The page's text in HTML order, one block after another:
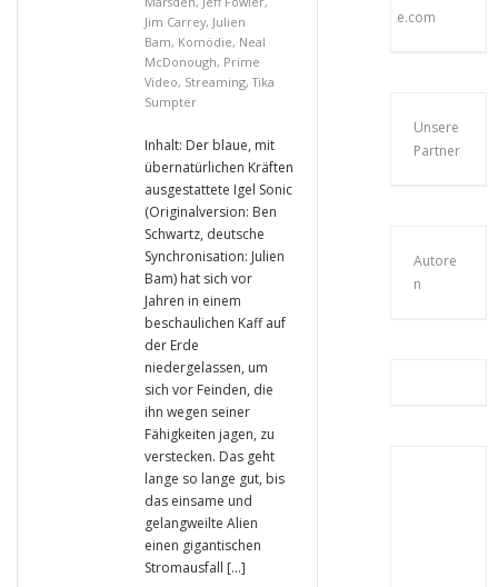
Jim Carrey, Julien
Bam, Komödie, Neal
McDonough, Prime
Video, Streaming,Tika
Sumpter
Inhalt: Der blaue, mit
übernatürlichen Kräften
ausgestattete Igel Sonic
(Originalversion: Ben
Schwartz, deutsche
Synchronisation: Julien
Bam) hat sich vor
Jahren in einem
beschaulichen Kaff auf
der Erde
niedergelassen, um
sich vor Feinden, die
ihn wegen seiner
Fähigkeiten jagen, zu
verstecken. Das geht
lange so lange gut, bis
das einsame und
gelangweilte Alien
einen gigantischen
Stromausfall […]
Unsere
Partner
Autore
n